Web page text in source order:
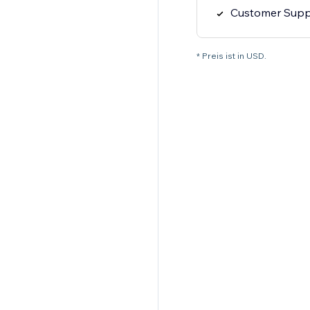
Customer
* Preis ist in USD.